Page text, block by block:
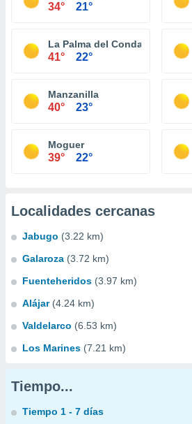
34° 21°
La Palma del Condado
41° 22°
Manzanilla
40° 23°
Moguer
39° 22°
Localidades cercanas
Jabugo (3.22 km)
Galaroza (3.72 km)
Fuenteheridos (3.97 km)
Alájar (4.24 km)
Valdelarco (6.53 km)
Los Marines (7.21 km)
Tiempo...
Tiempo 1 - 7 días